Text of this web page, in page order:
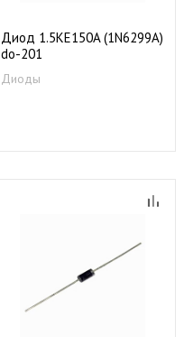
Диод 1.5KE150A (1N6299A)
do-201
Диоды